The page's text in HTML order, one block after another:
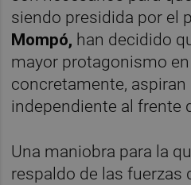
siendo presidida por el
Mompó, han decidido
mayor protagonismo
concretamente,
independiente al frente
Una maniobra para la
respaldo de las fuerzas